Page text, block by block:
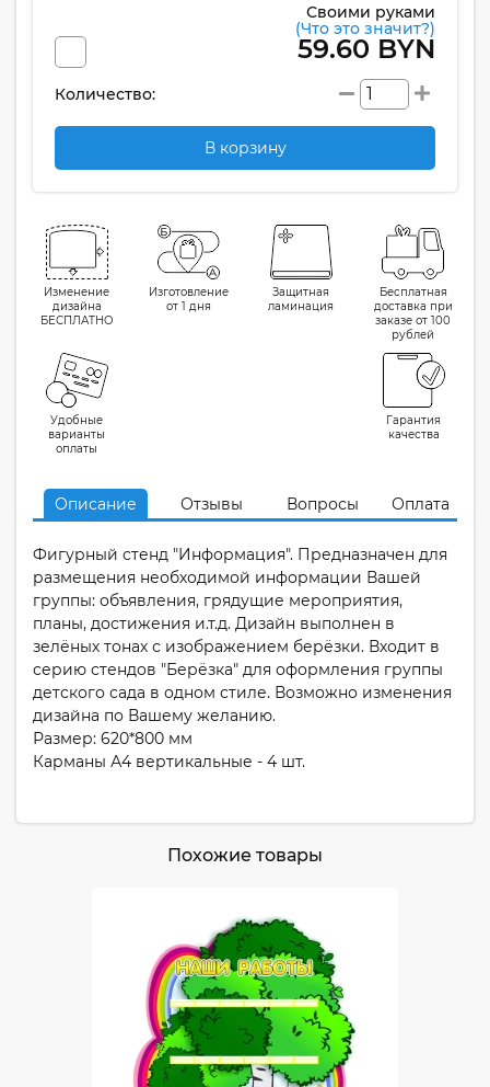
Своими руками
(Что это значит?)
59.60 BYN
Количество:
В корзину
Изменение
дизайна
БЕСПЛАТНО
Изготовление
от 1 дня
Защитная
ламинация
Бесплатная
доставка при
заказе от 100
рублей
Удобные
варианты
оплаты
Гарантия
качества
Описание Отзывы Вопросы Оплата
Фигурный стенд "Информация". Предназначен для
размещения необходимой информации Вашей
группы: объявления, грядущие мероприятия,
планы, достижения и.т.д. Дизайн выполнен в
зелёных тонах с изображением берёзки. Входит в
серию стендов "Берёзка" для оформления группы
детского сада в одном стиле. Возможно изменения
дизайна по Вашему желанию.
Размер: 620*800 мм
Карманы А4 вертикальные - 4 шт.
Похожие товары